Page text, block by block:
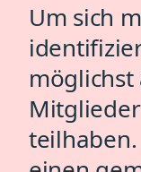
Um sich
möglichst